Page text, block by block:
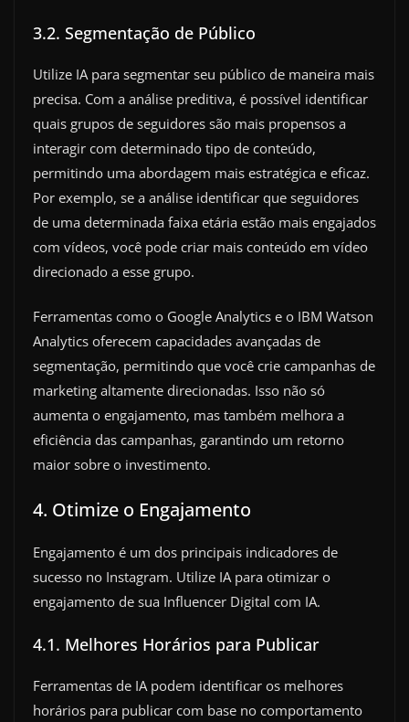
3.2. Segmentação de Público
Utilize IA para segmentar seu público de maneira mais
precisa. Com a análise preditiva, é possível identificar
quais grupos de seguidores são mais propensos a
interagir com determinado tipo de conteúdo,
permitindo uma abordagem mais estratégica e eficaz.
Por exemplo, se a análise identificar que seguidores
de uma determinada faixa etária estão mais engajados
com vídeos, você pode criar mais conteúdo em vídeo
direcionado a esse grupo.
Ferramentas como o Google Analytics e o IBM Watson
Analytics oferecem capacidades avançadas de
segmentação, permitindo que você crie campanhas de
marketing altamente direcionadas. Isso não só
aumenta o engajamento, mas também melhora a
eficiência das campanhas, garantindo um retorno
maior sobre o investimento.
4. Otimize o Engajamento
Engajamento é um dos principais indicadores de
sucesso no Instagram. Utilize IA para otimizar o
engajamento de sua Influencer Digital com IA.
4.1. Melhores Horários para Publicar
Ferramentas de IA podem identificar os melhores
horários para publicar com base no comportamento